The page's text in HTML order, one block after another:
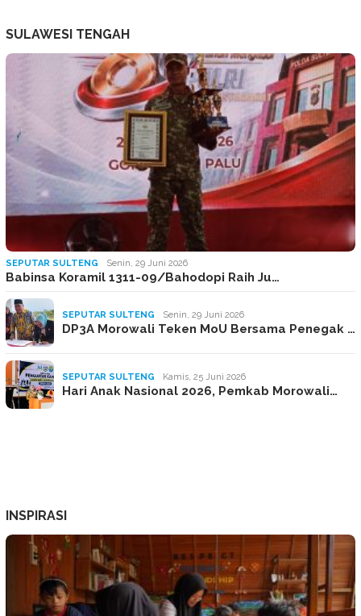
SULAWESI TENGAH
SEPUTAR SULTENG Senin, 29 Juni 2026
Babinsa Koramil 1311-09/Bahodopi Raih Ju…
SEPUTAR SULTENG Senin, 29 Juni 2026
DP3A Morowali Teken MoU Bersama Penegak …
SEPUTAR SULTENG Kamis, 25 Juni 2026
Hari Anak Nasional 2026, Pemkab Morowali…
INSPIRASI